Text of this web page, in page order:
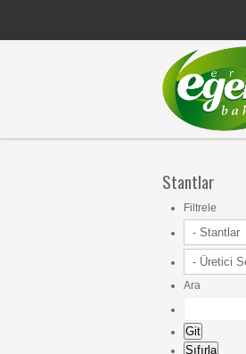
Stantlar
Filtrele
Ara